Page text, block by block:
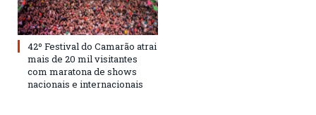
42º Festival do Camarão atrai
mais de 20 mil visitantes
com maratona de shows
nacionais e internacionais